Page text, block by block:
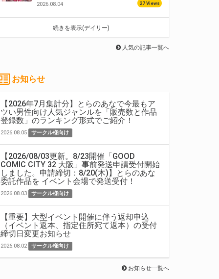
2026.08.04 27 Views
続きを表示(デイリー)
人気の記事一覧へ
お知らせ
【2026年7月集計分】とらのあなで今最もア
ツい男性向け人気ジャンルを「販売数と作品
登録数」のランキング形式でご紹介！
2026.08.05 サークル様向け
【2026/08/03更新。8/23開催「GOOD
COMIC CITY 32 大阪」事前発送申請受付開始
しました。申請締切：8/20(木)】とらのあな
委託作品を イベント会場で発送受付！
2026.08.03 サークル様向け
【重要】大型イベント開催に伴う返却申込
（イベント返本、指定住所宛て返本）の受付
締切日変更お知らせ
2026.08.02 サークル様向け
お知らせ一覧へ